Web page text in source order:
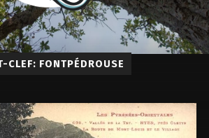
CLEF: FONTPÉDROUSE